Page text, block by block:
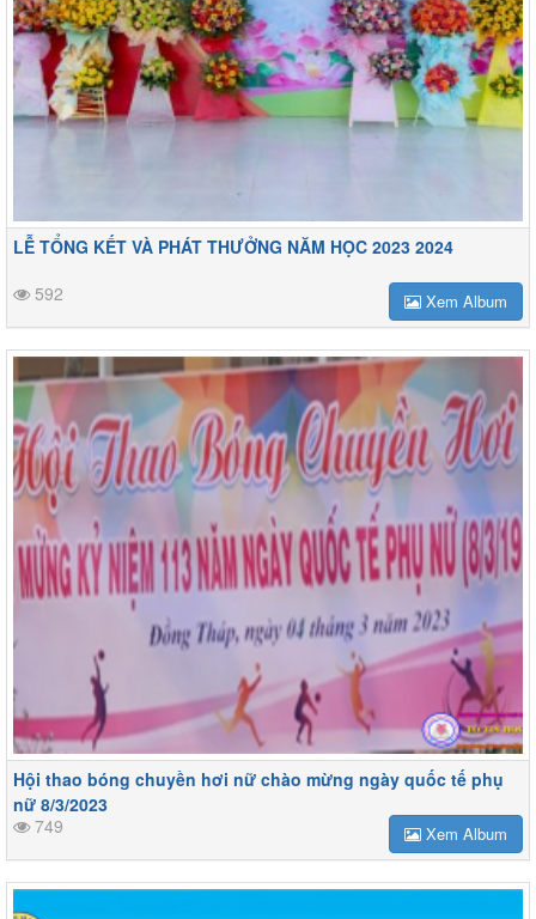
LỄ TỔNG KẾT VÀ PHÁT THƯỞNG NĂM HỌC 2023 2024
592
Xem Album
Hội thao bóng chuyền hơi nữ chào mừng ngày quốc tế phụ
nữ 8/3/2023
749
Xem Album